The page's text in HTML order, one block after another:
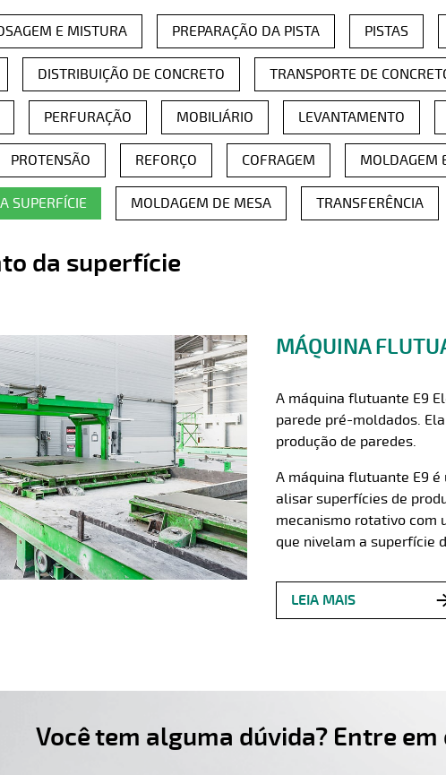
E MISTURA PREPARAÇÃO DA PISTA PISTAS
DISTRIBUIÇÃO DE CONCRETO TRANSPORTE DE
PERFURAÇÃO MOBILIÁRIO LEVANTAMENTO
PROTENSÃO REFORÇO COFRAGEM MOLDAGEM
SUPERFÍCIE MOLDAGEM DE MESA TRANSFERÊNCIA
da superfície
MÁQUINA
A máquina flutuante E9
parede pré-moldados.
produção de paredes.
A máquina flutuante E9
alisar superfícies de
mecanismo rotativo com
que nivelam a superfície
LEIA MAIS
Você tem alguma dúvida? Entre